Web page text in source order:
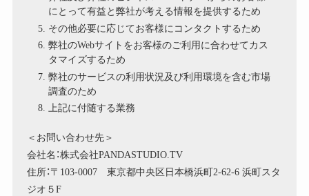
にとって有益と弊社が考える情報を提供するため
その他必要に応じてお客様にコンタクトするため
弊社のWebサイトをお客様のご利用に合わせてカス
タマイズするため
弊社のサービスの利用状況及び利用環境を含む市場
調査のため
上記に付随する業務
＜お問い合わせ先＞
会社名：株式会社PANDASTUDIO.TV
住所：〒103-0007 東京都中央区日本橋浜町2-62-6 浜町スタ
ジオ５F